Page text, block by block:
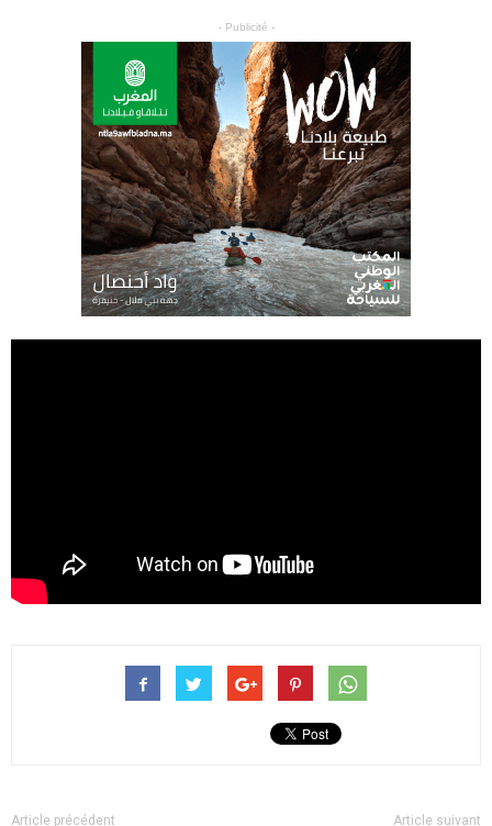
- Publicité -
Article précédent Article suivant